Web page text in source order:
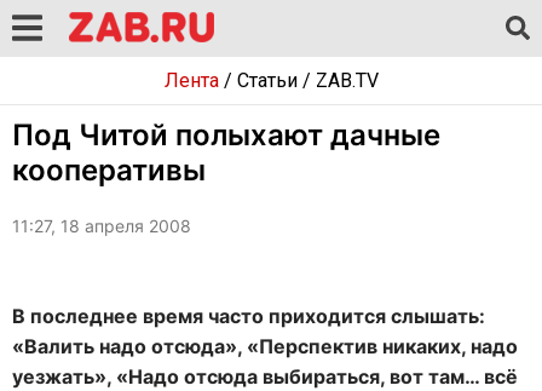
Лента/ Статьи/ ZAB.TV
Под Читой полыхают дачные
кооперативы
11:27, 18 апреля 2008
В последнее время часто приходится слышать:
«Валить надо отсюда», «Перспектив никаких, надо
уезжать», «Надо отсюда выбираться, вот там… всё